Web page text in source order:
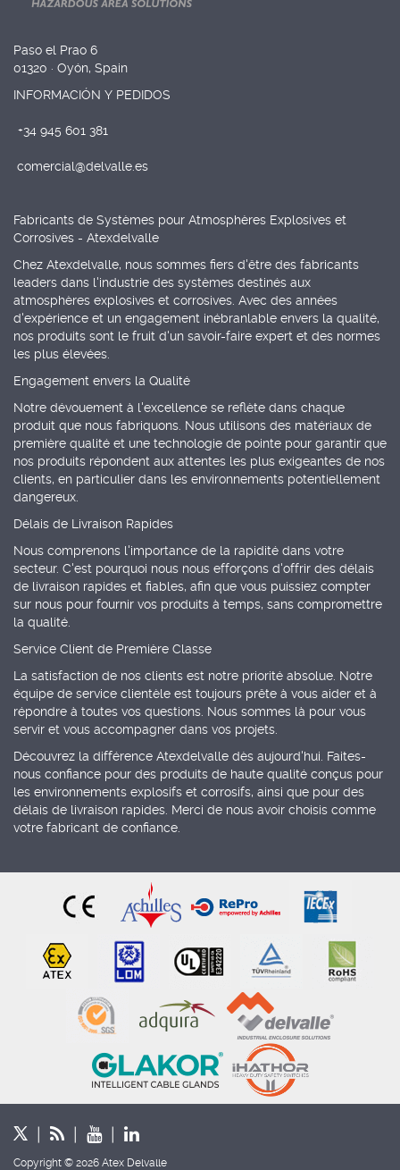
Paso el Prao 6
01320 · Oyón, Spain
INFORMACIÓN Y PEDIDOS
+34 945 601 381
comercial@delvalle.es
Fabricants de Systèmes pour Atmosphères Explosives et
Corrosives - Atexdelvalle
Chez Atexdelvalle, nous sommes fiers d'être des fabricants
leaders dans l'industrie des systèmes destinés aux
atmosphères explosives et corrosives. Avec des années
d'expérience et un engagement inébranlable envers la qualité,
nos produits sont le fruit d'un savoir-faire expert et des normes
les plus élevées.
Engagement envers la Qualité
Notre dévouement à l'excellence se reflète dans chaque
produit que nous fabriquons. Nous utilisons des matériaux de
première qualité et une technologie de pointe pour garantir que
nos produits répondent aux attentes les plus exigeantes de nos
clients, en particulier dans les environnements potentiellement
dangereux.
Délais de Livraison Rapides
Nous comprenons l'importance de la rapidité dans votre
secteur. C'est pourquoi nous nous efforçons d'offrir des délais
de livraison rapides et fiables, afin que vous puissiez compter
sur nous pour fournir vos produits à temps, sans compromettre
la qualité.
Service Client de Première Classe
La satisfaction de nos clients est notre priorité absolue. Notre
équipe de service clientèle est toujours prête à vous aider et à
répondre à toutes vos questions. Nous sommes là pour vous
servir et vous accompagner dans vos projets.
Découvrez la différence Atexdelvalle dès aujourd'hui. Faites-
nous confiance pour des produits de haute qualité conçus pour
les environnements explosifs et corrosifs, ainsi que pour des
délais de livraison rapides. Merci de nous avoir choisis comme
votre fabricant de confiance.
Copyright © 2026 Atex Delvalle